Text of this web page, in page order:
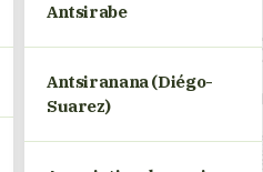
Antsirabe
Antsiranana (Diégo-
Suarez)